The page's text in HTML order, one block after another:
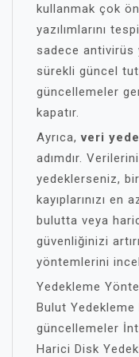
kullanmak çok
yazılımlarını
sadece antivirüs
sürekli güncel
güncellemeler
kapatır.
Ayrıca,veri
adımdır.
yedeklerseniz,
kayıplarınızı
bulutta veya
güvenliğinizi
yöntemlerini
Yedekleme
Bulut
güncellemeler
Harici Disk